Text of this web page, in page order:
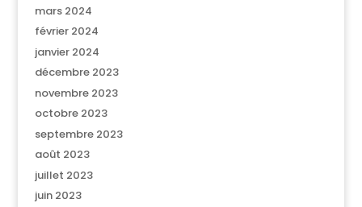
mars 2024
février 2024
janvier 2024
décembre 2023
novembre 2023
octobre 2023
septembre 2023
août 2023
juillet 2023
juin 2023